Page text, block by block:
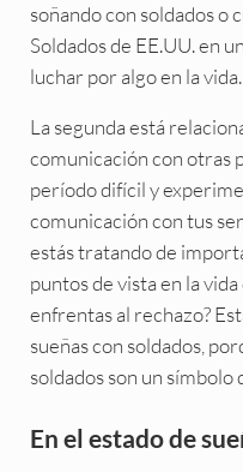
soñando con soldados
Soldados de EE.UU. en
luchar por algo en la vida.
La segunda está
comunicación con otras
período difícil y
comunicación con tus
estás tratando de
puntos de vista en la
enfrentas al rechazo?
sueñas con soldados,
soldados son un
En el estado de